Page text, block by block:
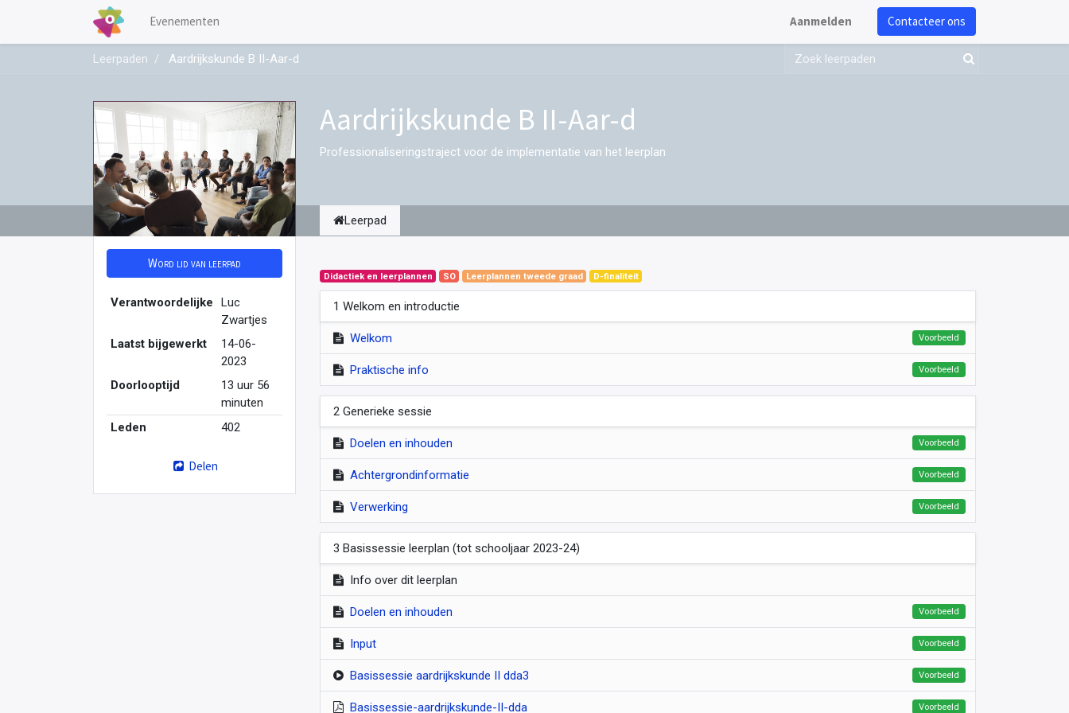
Evenementen Aanmelden Contacteer ons
Leerpaden Aardrijkskunde B II-Aar-d
Aardrijkskunde B II-Aar-d
Professionaliseringstraject voor de implementatie van het leerplan
Word lid van leerpad
Verantwoordelijke
Luc
Zwartjes
Laatst bijgewerkt
14-06-
2023
Doorlooptijd
13 uur 56
minuten
Leden
402
Delen
Leerpad
Didactiek en leerplannen SO Leerplannen tweede graad D-finaliteit
1 Welkom en introductie
Welkom Voorbeeld
Praktische info Voorbeeld
2 Generieke sessie
Doelen en inhouden Voorbeeld
Achtergrondinformatie Voorbeeld
Verwerking Voorbeeld
3 Basissessie leerplan (tot schooljaar 2023-24)
Info over dit leerplan
Doelen en inhouden Voorbeeld
Input Voorbeeld
Basissessie aardrijkskunde II dda3 Voorbeeld
Basissessie-aardrijkskunde-II-dda Voorbeeld